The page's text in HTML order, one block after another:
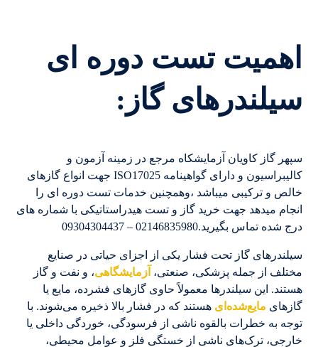
اهمیت تست دوره ای
سیلندرهای گاز :
سپهر گاز کاویان آزمایشکاه مرجع در زمینه آزمون و
کالیبراسیون و دارای گواهینامه ISO17025 جهت انواع گازهای
خالص و ترکیبی میباشد ،وهمچنین خدمات تست دوره ای را
انجام میدهد جهت خرید گاز و تست هیدراستاتیکی با شماره های
درج شده تماس بگیرید.02146835980 – 09304304437
سیلندرهای گاز تحت فشار یکی از اجزای حیاتی در صنایع
مختلف از جمله پزشکی، صنعتی، آزمایشگاهی، و نفت و گاز
هستند. این سیلندرها معمولاً حاوی گازهای فشرده، مایع یا
گازهای مایع‌شده‌ایهستند که در فشار بالا ذخیره می‌شوند. با
توجه به خطرات بالقوه ناشی از فرسودگی، خوردگی داخلی یا
خارجی، ترک‌های ناشی از خستگی فلز و عوامل محیطی،